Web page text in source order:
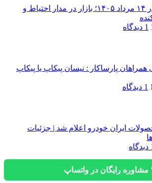
قیمت خودرو در ۱۴ مرداد ۱۴۰۵؛ بازار در مدار احتیاط و
1 دیدگاه
پارساکار : نیسان پیکاپ یا پیکاپ
1 دیدگاه
ایران خودرو اعلام شد | جزئیات
مشاوره رایگان در واتساپ